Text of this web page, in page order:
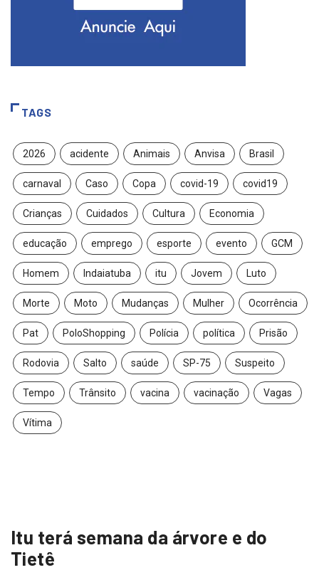
TAGS
2026 acidente Animais Anvisa Brasil
carnaval Caso Copa covid-19 covid19
Crianças Cuidados Cultura Economia
educação emprego esporte evento GCM
Homem Indaiatuba itu Jovem Luto
Morte Moto Mudanças Mulher Ocorrência
Pat PoloShopping Polícia política Prisão
Rodovia Salto saúde SP-75 Suspeito
Tempo Trânsito vacina vacinação Vagas
Vítima
Itu terá semana da árvore e do
Tietê